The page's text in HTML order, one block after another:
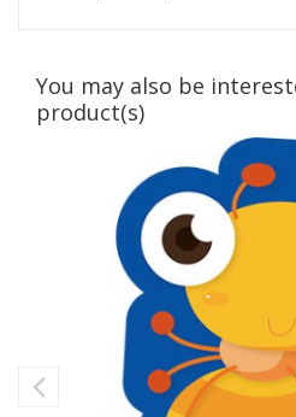
You may also be
product(s)